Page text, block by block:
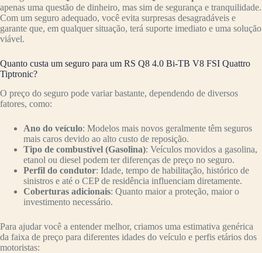
apenas uma questão de dinheiro, mas sim de segurança e tranquilidade.
Com um seguro adequado, você evita surpresas desagradáveis e
garante que, em qualquer situação, terá suporte imediato e uma solução
viável.
Quanto custa um seguro para um RS Q8 4.0 Bi-TB V8 FSI Quattro
Tiptronic?
O preço do seguro pode variar bastante, dependendo de diversos
fatores, como:
Ano do veículo: Modelos mais novos geralmente têm seguros
mais caros devido ao alto custo de reposição.
Tipo de combustível (Gasolina): Veículos movidos a gasolina,
etanol ou diesel podem ter diferenças de preço no seguro.
Perfil do condutor: Idade, tempo de habilitação, histórico de
sinistros e até o CEP de residência influenciam diretamente.
Coberturas adicionais: Quanto maior a proteção, maior o
investimento necessário.
Para ajudar você a entender melhor, criamos uma estimativa genérica
da faixa de preço para diferentes idades do veículo e perfis etários dos
motoristas: